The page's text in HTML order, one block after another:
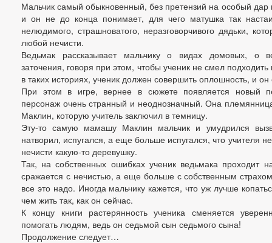
Мальчик самый обыкновенный, без претензий на особый
и он не до конца понимает, для чего матушка так
нелюдимого, страшноватого, неразговорчивого дядьки,
любой нечисти.
Ведьмак рассказывает мальчику о видах домовых, о
заточения, говоря при этом, чтобы ученик не смел
в таких историях, ученик должен совершить оплошность, и
При этом в игре, вернее в сюжете появляется новый
персонаж очень странный и неоднозначный. Она
Маклин, которую учитель заключил в темницу.
Эту-то самую мамашу Маклин мальчик и умудрился
натворил, испугался, а еще больше испугался, что учителя
нечисти какую-то деревушку.
Так, на собственных ошибках ученик ведьмака проходит
сражается с нечистью, а еще больше с собственным
все это надо. Иногда мальчику кажется, что уж лучше
чем жить так, как он сейчас.
К концу книги растерянность ученика сменяется
помогать людям, ведь он седьмой сын седьмого сына!
Продолжение следует…